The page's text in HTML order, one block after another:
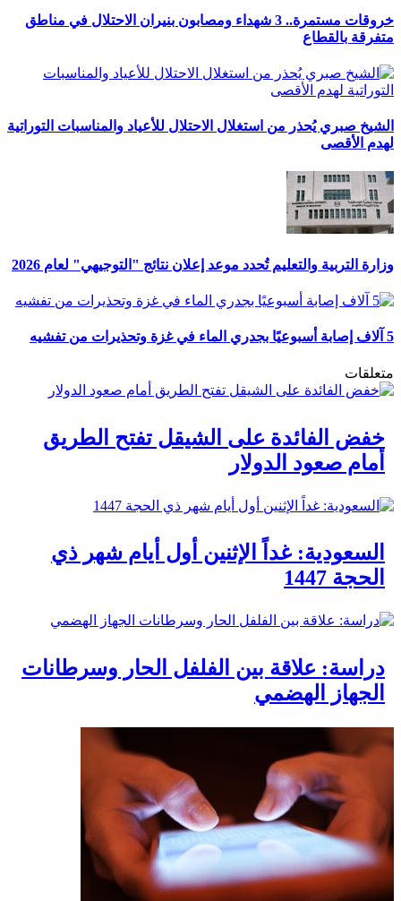
خروقات مستمرة.. 3 شهداء ومصابون بنيران الاحتلال في مناطق
متفرقة بالقطاع
الشيخ صبري يُحذر من استغلال الاحتلال للأعياد والمناسبات التوراتية
لهدم الأقصى
وزارة التربية والتعليم تُحدد موعد إعلان نتائج "التوجيهي" لعام 2026
5 آلاف إصابة أسبوعيًا بجدري الماء في غزة وتحذيرات من تفشيه
متعلقات
خفض الفائدة على الشيقل تفتح الطريق
أمام صعود الدولار
السعودية: غداً الإثنين أول أيام شهر ذي
الحجة 1447
دراسة: علاقة بين الفلفل الحار وسرطانات
الجهاز الهضمي